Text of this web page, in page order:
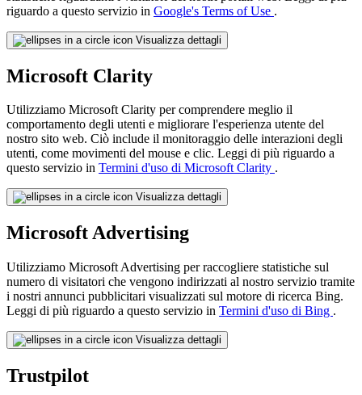
riguardo a questo servizio in Google's Terms of Use .
Visualizza dettagli
Microsoft Clarity
Utilizziamo Microsoft Clarity per comprendere meglio il
comportamento degli utenti e migliorare l'esperienza utente del
nostro sito web. Ciò include il monitoraggio delle interazioni degli
utenti, come movimenti del mouse e clic. Leggi di più riguardo a
questo servizio in Termini d'uso di Microsoft Clarity .
Visualizza dettagli
Microsoft Advertising
Utilizziamo Microsoft Advertising per raccogliere statistiche sul
numero di visitatori che vengono indirizzati al nostro servizio tramite
i nostri annunci pubblicitari visualizzati sul motore di ricerca Bing.
Leggi di più riguardo a questo servizio in Termini d'uso di Bing .
Visualizza dettagli
Trustpilot